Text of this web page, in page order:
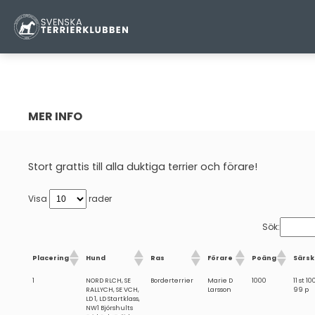
MER INFO
content/themes/terrierklubben-2023/parts/sidebar-
Stort grattis till alla duktiga terrier och förare!
Visa rader
Sök:
Placering Hund Ras Förare Poäng
1
NORD RLCH, SE
RALLYCH, SE VCH,
LD 1, LD Startklass,
NW1 Björshults
Borderterrier
Marie D
Larsson
1000
11 st
99 p